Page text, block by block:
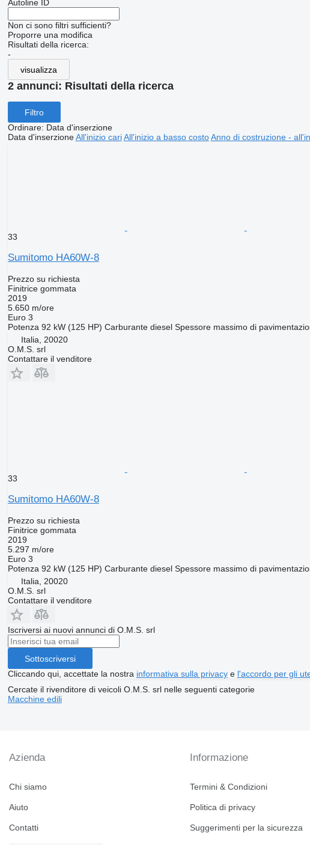
Autoline ID
Non ci sono filtri sufficienti?
Proporre una modifica
Risultati della ricerca:
-
visualizza
2 annunci: Risultati della ricerca
Filtro
Ordinare: Data d'inserzione
Data d'inserzione All'inizio cari All'inizio a basso costo Anno di costruzione -
33
Sumitomo HA60W-8
Prezzo su richiesta
Finitrice gommata
2019
5.650 m/ore
Euro 3
Potenza 92 kW (125 HP) Carburante diesel Spessore massimo di
Italia, 20020
O.M.S. srl
Contattare il venditore
33
Sumitomo HA60W-8
Prezzo su richiesta
Finitrice gommata
2019
5.297 m/ore
Euro 3
Potenza 92 kW (125 HP) Carburante diesel Spessore massimo di
Italia, 20020
O.M.S. srl
Contattare il venditore
Iscriversi ai nuovi annunci di O.M.S. srl
Sottoscriversi
Cliccando qui, accettate la nostra informativa sulla privacye l'accordo per gli
Cercate il rivenditore di veicoli O.M.S. srl nelle seguenti categorie
Macchine edili
Azienda
Chi siamo
Aiuto
Contatti
Informazione
Termini & Condizioni
Politica di privacy
Suggerimenti per la sicurezza